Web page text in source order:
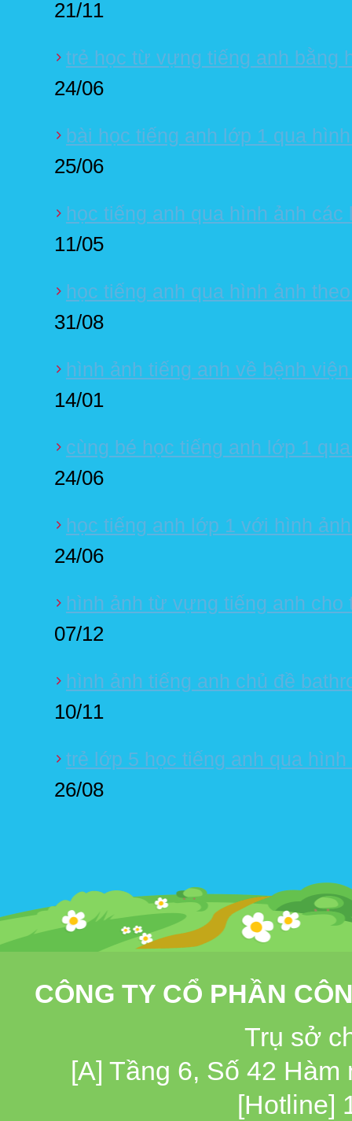
21/11
trẻ học từ vựng tiếng anh bằng
24/06
bài học tiếng anh lớp 1 qua
25/06
học tiếng anh qua hình ảnh các
11/05
học tiếng anh qua hình ảnh
31/08
hình ảnh tiếng anh về bệnh
14/01
cùng bé học tiếng anh lớp 1
24/06
học tiếng anh lớp 1 với hình
24/06
hình ảnh từ vựng tiếng anh cho
07/12
hình ảnh tiếng anh chủ đề
10/11
trẻ lớp 5 học tiếng anh qua
26/08
CÔNG TY CỔ PHẦN
Trụ sở
[A] Tầng 6, Số 42
[Hotline]